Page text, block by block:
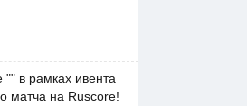
в рамках ивента
матча на Ruscore!